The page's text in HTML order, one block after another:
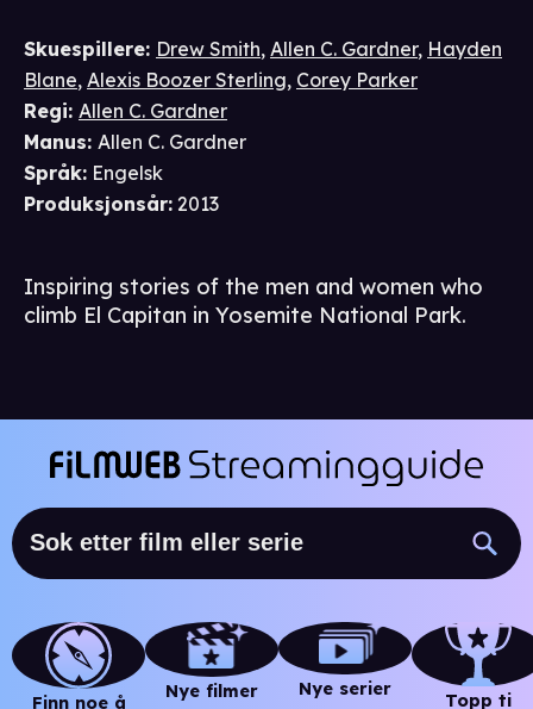
Skuespillere: Drew Smith, Allen C. Gardner, Hayden
Blane, Alexis Boozer Sterling, Corey Parker
Regi: Allen C. Gardner
Manus: Allen C. Gardner
Språk: Engelsk
Produksjonsår: 2013
Inspiring stories of the men and women who
climb El Capitan in Yosemite National Park.
Finn noe å
Nye filmer Nye serier
Topp ti